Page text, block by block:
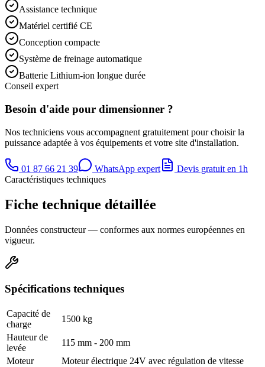
Assistance technique
Matériel certifié CE
Conception compacte
Système de freinage automatique
Batterie Lithium-ion longue durée
Conseil expert
Besoin d'aide pour dimensionner ?
Nos techniciens vous accompagnent gratuitement pour choisir la
puissance adaptée à vos équipements et votre site d'installation.
01 87 66 21 39 WhatsApp expert
Devis gratuit en 1h
Caractéristiques techniques
Fiche technique détaillée
Données constructeur — conformes aux normes européennes en
vigueur.
Spécifications techniques
Capacité de
charge
1500 kg
Hauteur de
levée
115 mm - 200 mm
Moteur
Moteur électrique 24V avec régulation de vitesse